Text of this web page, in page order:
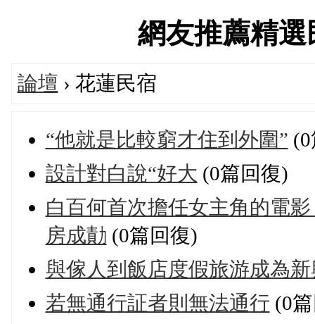
網友推薦精
論壇 › 花蓮民宿
“他就是比較窮才住到外圍”
設計對白說“好大 (0篇回復)
白百何首次擔任女主角的電
房成勣 (0篇回復)
與傢人到飯店度假旅游成為
若無通行証者則無法通行 (0